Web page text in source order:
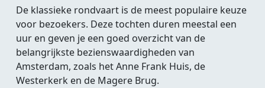
De klassieke rondvaart is de meest populaire keuze
voor bezoekers. Deze tochten duren meestal een
uur en geven je een goed overzicht van de
belangrijkste bezienswaardigheden van
Amsterdam, zoals het Anne Frank Huis, de
Westerkerk en de Magere Brug.